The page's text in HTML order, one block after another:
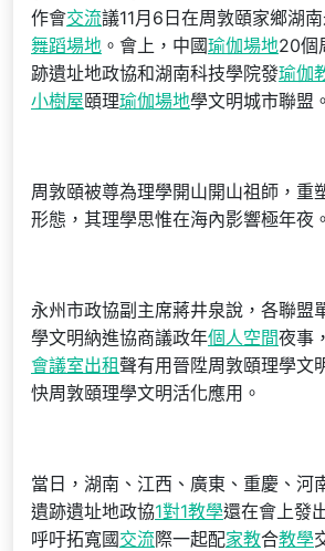
作會交流議11月6日在周敦頤家鄉湖
舞蹈場地 。會上，中國瑜伽場地20個
跡遺址地政協和湖南科技學院發瑜伽
小樹屋頤理瑜伽場地學文明城市聯盟。
周敦頤被尊為理學開山開山祖師，重
形態，其理學思惟在海內影響極年夜。
永州市政協副主席蔣井泉說，各聯盟
學文明納進協商議政年個人空間夜事
會議室出租 聲有用晉陞周敦頤理學文
快周敦頤理學文明活化應用。
當日，湖南、江西、廣東、重慶、河
遺跡遺址地政協1對1教學還在會上發
呼吁拓寬國交流際一起配家教合教學